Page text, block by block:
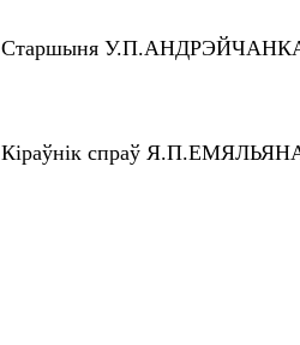
Старшыня
Кiраўнiк спраў